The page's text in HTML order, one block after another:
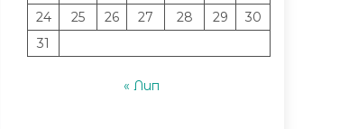
24
25 26 27 28 29
30
31
« Лип